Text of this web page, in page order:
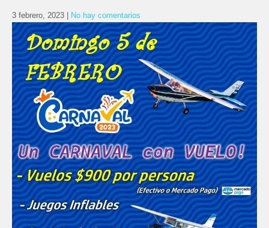
3 febrero, 2023 No hay comentarios